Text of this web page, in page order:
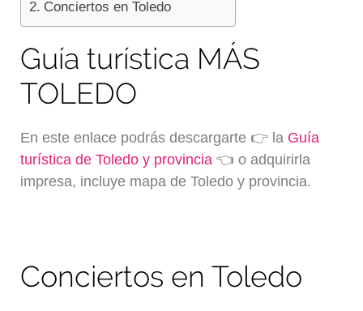
Conciertos en Toledo
Guía turística MÁS
TOLEDO
En este enlace podrás descargarte 👉 la Guía
turística de Toledo y provincia 👈 o adquirirla
impresa, incluye mapa de Toledo y provincia.
Conciertos en Toledo